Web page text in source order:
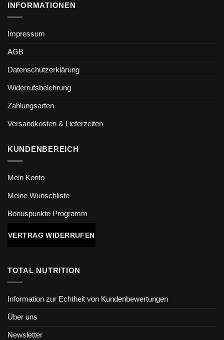
INFORMATIONEN
Impressum
AGB
Datenschutzerklärung
Widerrufsbelehrung
Zahlungsarten
Versandkosten & Lieferzeiten
KUNDENBEREICH
Mein Konto
Meine Wunschliste
Bonuspunkte Programm
VERTRAG WIDERRUFEN
TOTAL NUTRITION
Information zur Echtheit von Kundenbewertungen
Über uns
Newsletter